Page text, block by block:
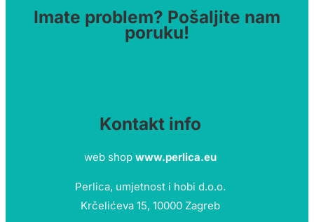
Imate problem? Pošaljite nam
poruku!
Kontakt info
web shop www.perlica.eu
Perlica, umjetnost i hobi d.o.o.
Krčelićeva 15, 10000 Zagreb